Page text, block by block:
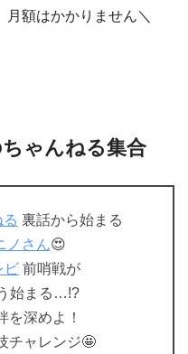
月額はかかりません＼
ゃんねる集合
裏話から始まる
ノさん😍
ビ 前哨戦が
始まる…!?
を深めよ！
チャレンジ🤩